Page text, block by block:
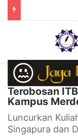
Terobosan
Kampus
Luncurkan
Singapura dan